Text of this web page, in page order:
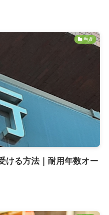
融資
ける方法｜耐用年数オー